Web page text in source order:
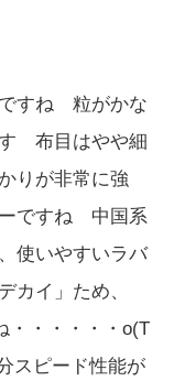
ですね 粒がかな
す 布目はやや細
りが非常に強
ーですね 中国系
使いやすいラバ
イ」ため、
・・・・・・o(T
スピード性能が